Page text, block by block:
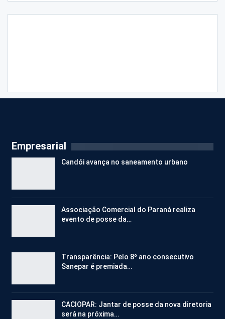
Empresarial
Candói avança no saneamento urbano
Associação Comercial do Paraná realiza
evento de posse da…
Transparência: Pelo 8º ano consecutivo
Sanepar é premiada…
CACIOPAR: Jantar de posse da nova diretoria
será na próxima…